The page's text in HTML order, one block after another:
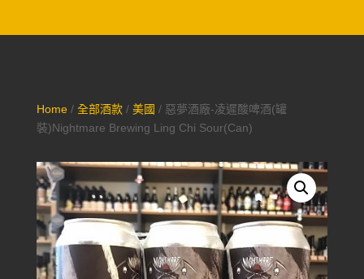
Home/ 全部酒款/ 美國 / 惡夢酒廠-凌遲酸啤酒(罐
裝)Nightmare Brewing Ling Chi Sour(Can)